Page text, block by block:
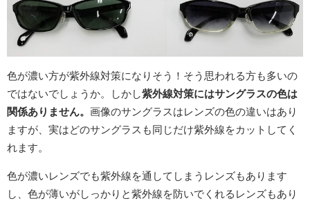
色が濃い方が紫外線対策になりそう！そう思われる方も多いの
ではないでしょうか。しかし紫外線対策にはサングラスの色は
関係ありません。 画像のサングラスはレンズの色の違いはあり
ますが、実はどのサングラスも同じだけ紫外線をカットしてく
れます。
色が濃いレンズでも紫外線を通してしまうレンズもあります
し、色が薄いがしっかりと紫外線を防いでくれるレンズもあり